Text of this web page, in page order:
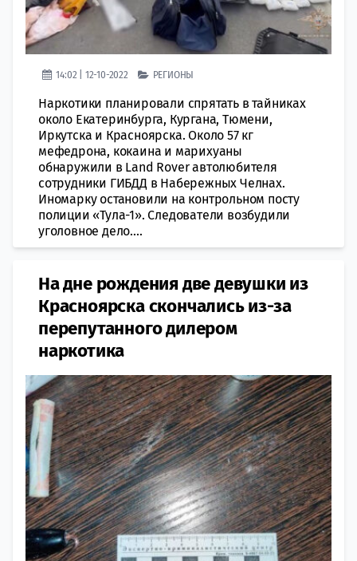
14:02 | 12-10-2022 РЕГИОНЫ
Наркотики планировали спрятать в тайниках
около Екатеринбурга, Кургана, Тюмени,
Иркутска и Красноярска. Около 57 кг
мефедрона, кокаина и марихуаны
обнаружили в Land Rover автолюбителя
сотрудники ГИБДД в Набережных Челнах.
Иномарку остановили на контрольном посту
полиции «Тула-1». Следователи возбудили
уголовное дело....
На дне рождения ​​две девушки из
Красноярска ​скончались из-за
перепутанного дилером
наркотика